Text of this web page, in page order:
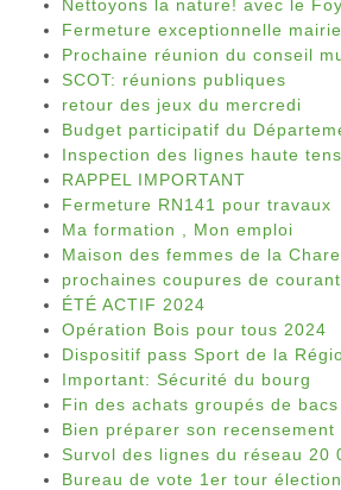
Nettoyons la nature! avec le
Fermeture exceptionnelle mairie
Prochaine réunion du conseil
SCOT: réunions publiques
retour des jeux du mercredi
Budget participatif du
Inspection des lignes haute
RAPPEL IMPORTANT
Fermeture RN141 pour travaux
Ma formation , Mon emploi
Maison des femmes de la
prochaines coupures de courant
ÉTÉ ACTIF 2024
Opération Bois pour tous 2024
Dispositif pass Sport de la
Important: Sécurité du bourg
Fin des achats groupés de
Bien préparer son recensement
Survol des lignes du réseau 20
Bureau de vote 1er tour